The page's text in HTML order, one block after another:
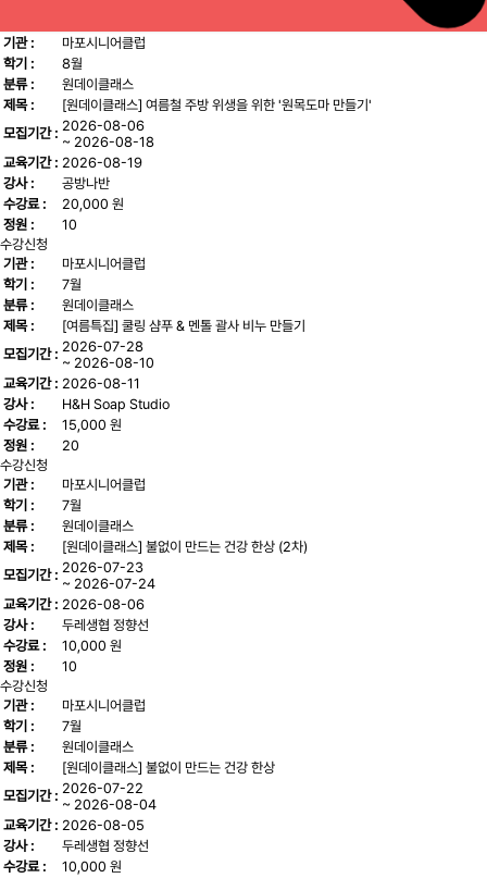
기관 :
마포시니어클럽
학기 :
8월
분류 :
원데이클래스
제목 :
[원데이클래스] 여름철 주방 위생을 위한 '원목도마 만들기'
모집기간 : 2026-08-06
~ 2026-08-18
교육기간 : 2026-08-19
강사 :
공방나반
수강료 :
20,000 원
정원 :
10
수강신청
기관 :
마포시니어클럽
학기 :
7월
분류 :
원데이클래스
제목 :
[여름특집] 쿨링 샴푸 & 멘톨 괄사 비누 만들기
모집기간 : 2026-07-28
~ 2026-08-10
교육기간 : 2026-08-11
강사 :
H&H Soap Studio
수강료 :
15,000 원
정원 :
20
수강신청
기관 :
마포시니어클럽
학기 :
7월
분류 :
원데이클래스
제목 :
[원데이클래스] 불없이 만드는 건강 한상 (2차)
모집기간 : 2026-07-23
~ 2026-07-24
교육기간 : 2026-08-06
강사 :
두레생협 정향선
수강료 :
10,000 원
정원 :
10
수강신청
기관 :
마포시니어클럽
학기 :
7월
분류 :
원데이클래스
제목 :
[원데이클래스] 불없이 만드는 건강 한상
모집기간 : 2026-07-22
~ 2026-08-04
교육기간 : 2026-08-05
강사 :
두레생협 정향선
수강료 :
10,000 원